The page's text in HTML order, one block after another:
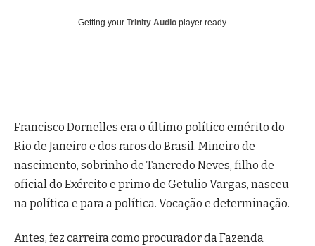
Getting your Trinity Audio player ready...
Francisco Dornelles era o último político emérito do
Rio de Janeiro e dos raros do Brasil. Mineiro de
nascimento, sobrinho de Tancredo Neves, filho de
oficial do Exército e primo de Getulio Vargas, nasceu
na política e para a política. Vocação e determinação.
Antes, fez carreira como procurador da Fazenda